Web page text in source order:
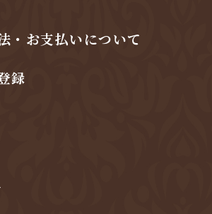
・お支払いについて
録